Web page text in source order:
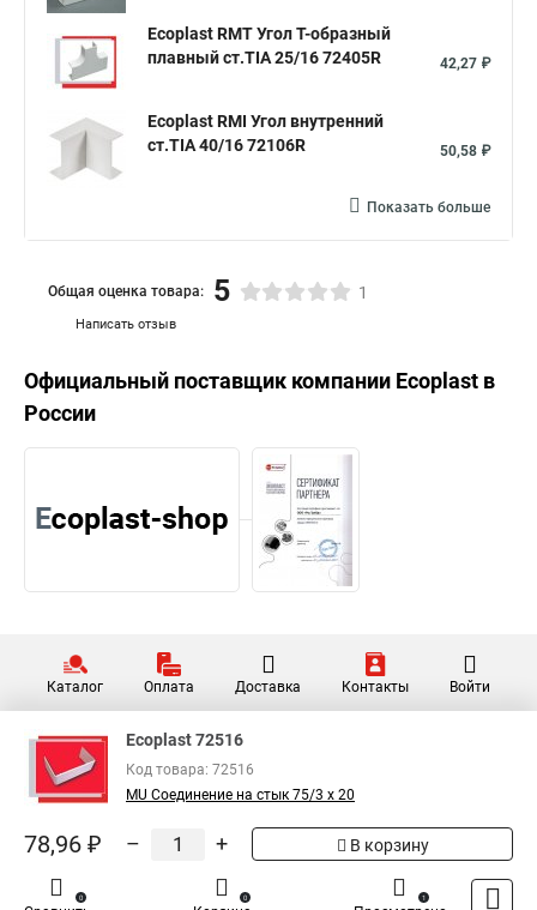
Ecoplast RMT Угол Т-образный
плавный ст.TIA 25/16 72405R
42,27 ₽
Ecoplast RMI Угол внутренний
ст.TIA 40/16 72106R
50,58 ₽
Показать больше
Написать отзыв
Общая оценка товара: 5 1
Официальный поставщик компании Ecoplast в
России
Каталог Оплата Доставка Контакты Войти
Ecoplast 72516
Код товара: 72516
MU Соединение на стык 75/3 x 20
78,96 ₽ – + В корзину
0 0 1